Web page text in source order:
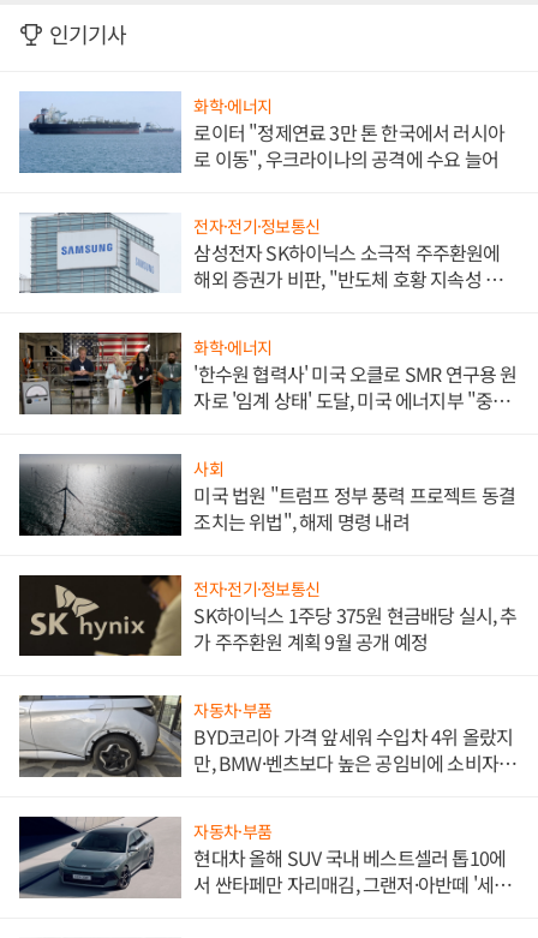
인기기사
화학·에너지
로이터 "정제연료 3만 톤 한국에서 러시아
로 이동", 우크라이나의 공격에 수요 늘어
전자·전기·정보통신
삼성전자 SK하이닉스 소극적 주주환원에
해외 증권가 비판, "반도체 호황 지속성 의
화학·에너지
'한수원 협력사' 미국 오클로 SMR 연구용 원
자로 '임계 상태' 도달, 미국 에너지부 "중요
사회
미국 법원 "트럼프 정부 풍력 프로젝트 동결
조치는 위법", 해제 명령 내려
전자·전기·정보통신
SK하이닉스 1주당 375원 현금배당 실시, 추
가 주주환원 계획 9월 공개 예정
자동차·부품
BYD코리아 가격 앞세워 수입차 4위 올랐지
만, BMW·벤츠보다 높은 공임비에 소비자
자동차·부품
현대차 올해 SUV 국내 베스트셀러 톱10에
서 싼타페만 자리매김, 그랜저·아반떼 '세단